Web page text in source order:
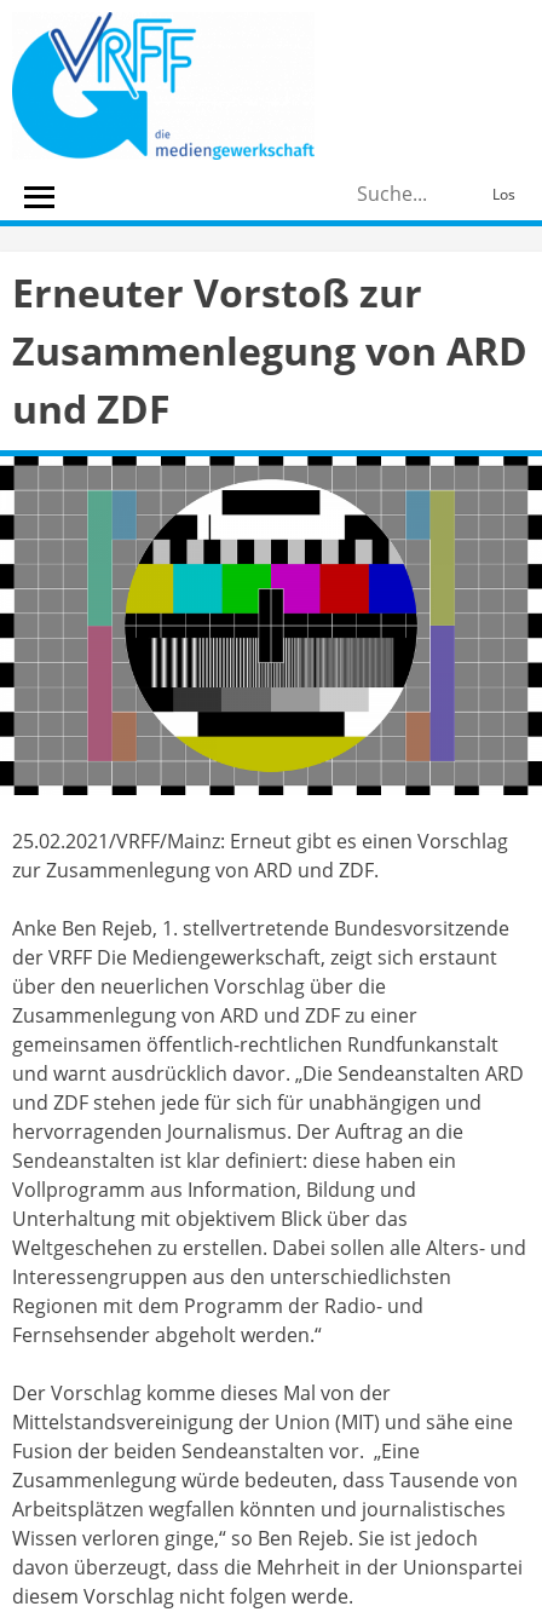
content
Los
Erneuter Vorstoß zur
Zusammenlegung von ARD
und ZDF
25.02.2021/VRFF/Mainz: Erneut gibt es einen Vorschlag
zur Zusammenlegung von ARD und ZDF.
Anke Ben Rejeb, 1. stellvertretende Bundesvorsitzende
der VRFF Die Mediengewerkschaft, zeigt sich erstaunt
über den neuerlichen Vorschlag über die
Zusammenlegung von ARD und ZDF zu einer
gemeinsamen öffentlich-rechtlichen Rundfunkanstalt
und warnt ausdrücklich davor. „Die Sendeanstalten ARD
und ZDF stehen jede für sich für unabhängigen und
hervorragenden Journalismus. Der Auftrag an die
Sendeanstalten ist klar definiert: diese haben ein
Vollprogramm aus Information, Bildung und
Unterhaltung mit objektivem Blick über das
Weltgeschehen zu erstellen. Dabei sollen alle Alters- und
Interessengruppen aus den unterschiedlichsten
Regionen mit dem Programm der Radio- und
Fernsehsender abgeholt werden.“
Der Vorschlag komme dieses Mal von der
Mittelstandsvereinigung der Union (MIT) und sähe eine
Fusion der beiden Sendeanstalten vor. „Eine
Zusammenlegung würde bedeuten, dass Tausende von
Arbeitsplätzen wegfallen könnten und journalistisches
Wissen verloren ginge,“ so Ben Rejeb. Sie ist jedoch
davon überzeugt, dass die Mehrheit in der Unionspartei
diesem Vorschlag nicht folgen werde.